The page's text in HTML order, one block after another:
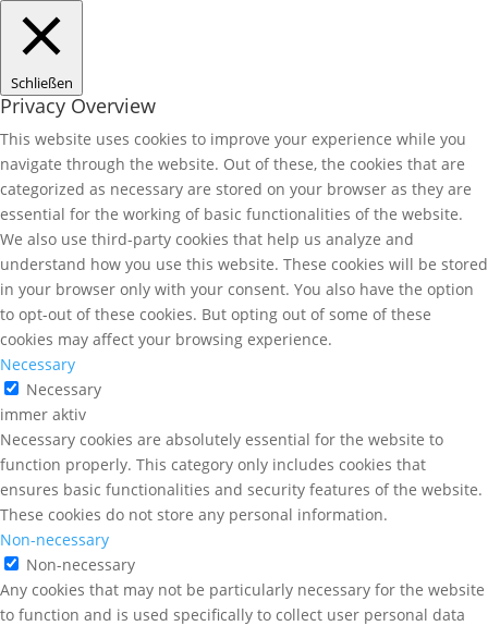
Schließen
Privacy Overview
This website uses cookies to improve your experience while you
navigate through the website. Out of these, the cookies that are
categorized as necessary are stored on your browser as they are
essential for the working of basic functionalities of the website.
We also use third-party cookies that help us analyze and
understand how you use this website. These cookies will be stored
in your browser only with your consent. You also have the option
to opt-out of these cookies. But opting out of some of these
cookies may affect your browsing experience.
Necessary
Necessary
immer aktiv
Necessary cookies are absolutely essential for the website to
function properly. This category only includes cookies that
ensures basic functionalities and security features of the website.
These cookies do not store any personal information.
Non-necessary
Non-necessary
Any cookies that may not be particularly necessary for the website
to function and is used specifically to collect user personal data